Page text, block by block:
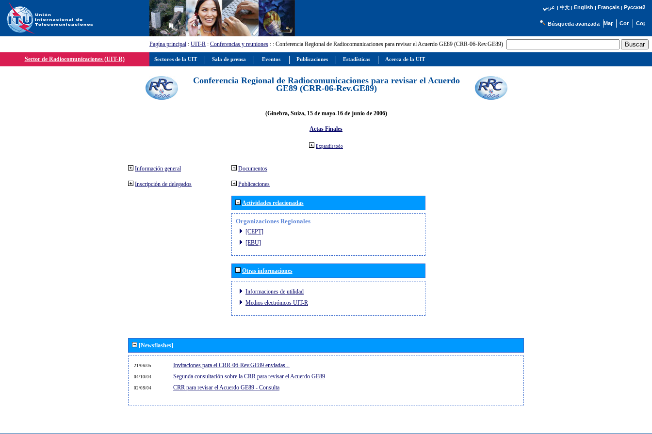
عربي | 中文| English | Français| Русский
Búsqueda avanzada
Pagína principal : UIT-R : Conferencias y reuniones : : Conferencia Regional de Radiocomunicaciones para revisar el Acuerdo GE89 (CRR-06-Rev.GE89)
Sector de Radiocomunicaciones (UIT-R)
Conferencia Regional de Radiocomunicaciones para revisar el Acuerdo
GE89 (CRR-06-Rev.GE89)
(Ginebra, Suiza, 15 de mayo-16 de junio de 2006)
Actas Finales
Expandir todo
Información general
Inscripción de delegados
Documentos
Publicaciones
Actividades relacionadas
Organizaciones Regionales
[CEPT]
[EBU]
Otras informaciones
Informaciones de utilidad
Medios electrónicos UIT-R
[Newsflashes]
21/06/05 Invitaciones para el CRR-06-Rev.GE89 enviadas...
04/10/04 Segunda consultación sobre la CRR para revisar el Acuerdo GE89
02/08/04 CRR para revisar el Acuerdo GE89 - Consulta
Sectores de la UIT Sala de prensa Eventos Publicaciones Estadísticas Acerca de la UIT